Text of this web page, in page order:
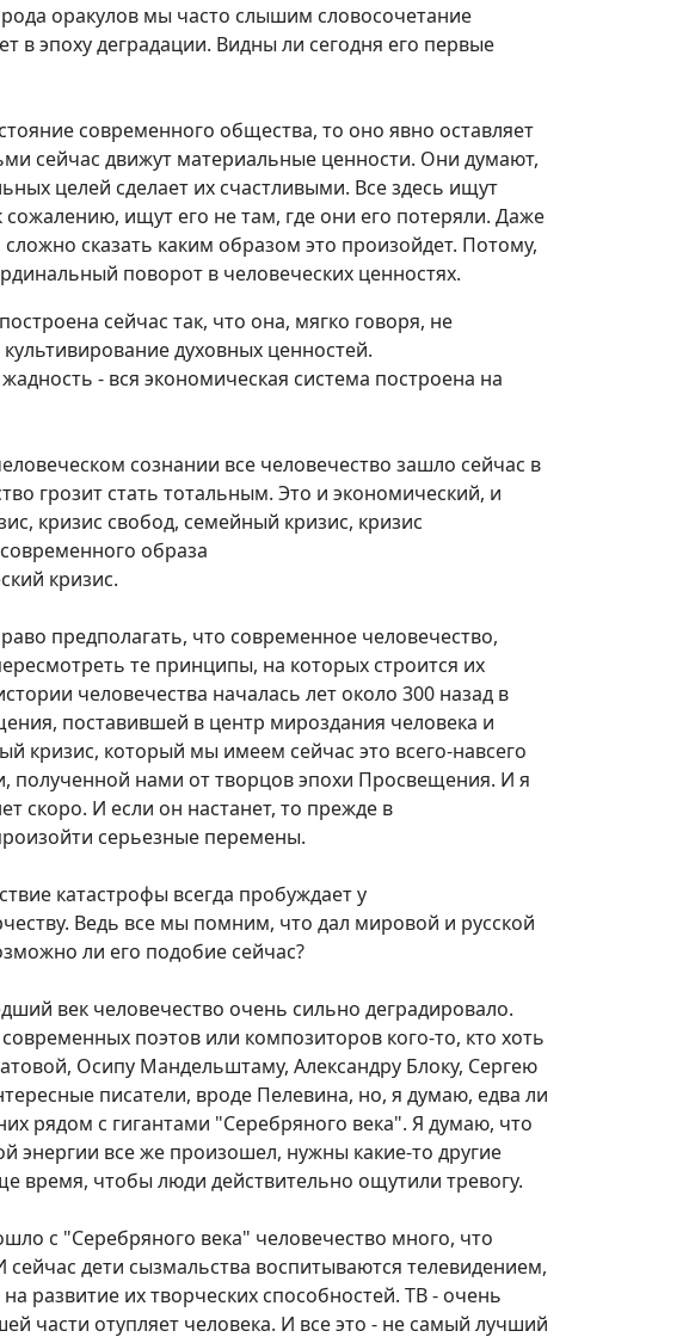
оракулов мы часто слышим словосочетание
в эпоху деградации. Видны ли сегодня его первые
современного общества, то оно явно оставляет
сейчас движут материальные ценности. Они думают,
целей сделает их счастливыми. Все здесь ищут
ищут его не там, где они его потеряли. Даже
сказать каким образом это произойдет. Потому,
поворот в человеческих ценностях.
сейчас так, что она, мягко говоря, не
духовных ценностей.
- вся экономическая система построена на
сознании все человечество зашло сейчас в
грозит стать тотальным. Это и экономический, и
кризис свобод, семейный кризис, кризис
образа
кризис.
предполагать, что современное человечество,
те принципы, на которых строится их
человечества началась лет около 300 назад в
поставившей в центр мироздания человека и
кризис, который мы имеем сейчас это всего-навсего
полученной нами от творцов эпохи Просвещения. И я
скоро. И если он настанет, то прежде в
серьезные перемены.
катастрофы всегда пробуждает у
Ведь все мы помним, что дал мировой и русской
ли его подобие сейчас?
век человечество очень сильно деградировало.
поэтов или композиторов кого-то, кто хоть
Осипу Мандельштаму, Александру Блоку, Сергею
писатели, вроде Пелевина, но, я думаю, едва ли
рядом с гигантами "Серебряного века". Я думаю, что
энергии все же произошел, нужны какие-то другие
время, чтобы люди действительно ощутили тревогу.
с "Серебряного века" человечество много, что
дети сызмальства воспитываются телевидением,
развитие их творческих способностей. ТВ - очень
части отупляет человека. И все это - не самый лучший